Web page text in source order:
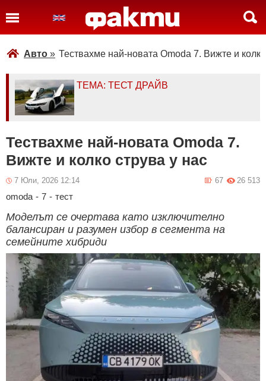
Авто » Тествахме най-новата Omoda 7. Вижте и
ТЕМА: ТЕСТ ДРАЙВ
Тествахме най-новата Omoda 7.
Вижте и колко струва у нас
7 Юли, 2026 12:14 26 513
67
omoda - 7 - тест
Моделът се очертава като изключително
балансиран и разумен избор в сегмента на
семейните хибриди